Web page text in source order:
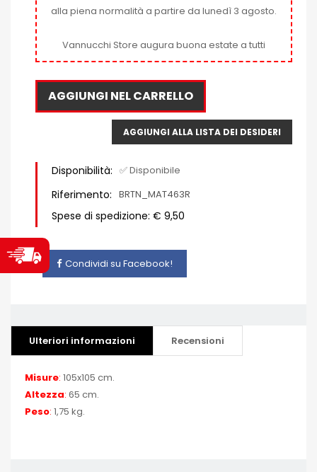
alla piena normalità a partire da lunedì 3 agosto.
Vannucchi Store augura buona estate a tutti
AGGIUNGI NEL CARRELLO
AGGIUNGI ALLA LISTA DEI DESIDERI
Disponibilità: ✅ Disponibile
Riferimento: BRTN_MAT463R
Spese di spedizione: € 9,50
Condividi su Facebook!
Ulteriori informazioni Recensioni
Misure: 105x105 cm.
Altezza: 65 cm.
Peso: 1,75 kg.